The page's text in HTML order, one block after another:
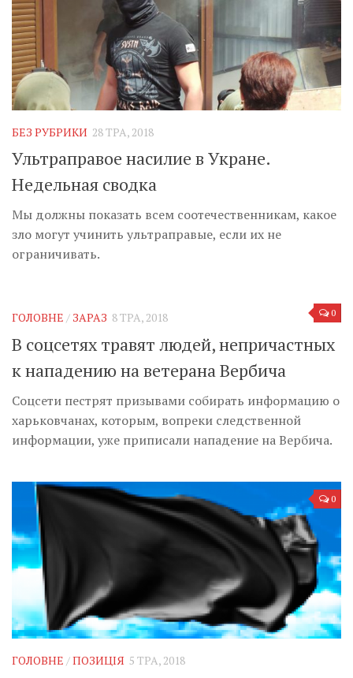
БЕЗ РУБРИКИ 28 ТРА, 2018
Ультраправое насилие в Укране.
Недельная сводка
Мы должны показать всем соотечественникам, какое
зло могут учинить ультраправые, если их не
ограничивать.
0
ГОЛОВНЕ / ЗАРАЗ 8 ТРА, 2018
В соцсетях травят людей, непричастных
к нападению на ветерана Вербича
Соцсети пестрят призывами собирать информацию о
харьковчанах, которым, вопреки следственной
информации, уже приписали нападение на Вербича.
0
ГОЛОВНЕ /ПОЗИЦІЯ 5 ТРА, 2018